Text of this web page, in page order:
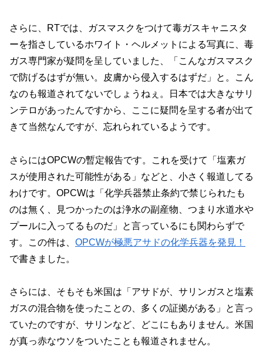
さらに、RTでは、ガスマスクをつけて毒ガスキャニスタ
ーを指さしているホワイト・ヘルメットによる写真に、毒
ガス専門家が疑問を呈していました、「こんなガスマスク
で防げるはずが無い。皮膚から侵入するはずだ」と。こん
なのも報道されてないでしょうねぇ。日本では大きなサリ
ンテロがあったんですから、ここに疑問を呈する者が出て
きて当然なんですが、忘れられているようです。
さらにはOPCWの暫定報告です。これを受けて「塩素ガ
スが使用された可能性がある」などと、小さく報道してる
わけです。OPCWは「化学兵器禁止条約で禁じられたも
のは無く、見つかったのは浄水の副産物、つまり水道水や
プールに入ってるものだ」と言っているにも関わらずで
す。この件は、 OPCWが極悪アサドの化学兵器を発見！
で書きました。
さらには、そもそも米国は「アサドが、サリンガスと塩素
ガスの混合物を使ったことの、多くの証拠がある」と言っ
ていたのですが、サリンなど、どこにもありません。米国
が真っ赤なウソをついたことも報道されません。